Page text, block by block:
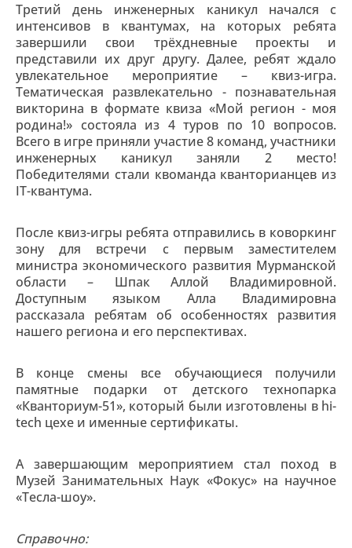
Третий день инженерных каникул начался с
интенсивов в квантумах, на которых ребята
завершили свои трёхдневные проекты и
представили их друг другу. Далее, ребят ждало
увлекательное мероприятие – квиз-игра.
Тематическая развлекательно - познавательная
викторина в формате квиза «Мой регион - моя
родина!» состояла из 4 туров по 10 вопросов.
Всего в игре приняли участие 8 команд, участники
инженерных каникул заняли 2 место!
Победителями стали квоманда кванторианцев из
IT-квантума.
После квиз-игры ребята отправились в коворкинг
зону для встречи с первым заместителем
министра экономического развития Мурманской
области – Шпак Аллой Владимировной.
Доступным языком Алла Владимировна
рассказала ребятам об особенностях развития
нашего региона и его перспективах.
В конце смены все обучающиеся получили
памятные подарки от детского технопарка
«Кванториум-51», который были изготовлены в hi-
tech цехе и именные сертификаты.
А завершающим мероприятием стал поход в
Музей Занимательных Наук «Фокус» на научное
«Тесла-шоу».
Справочно: